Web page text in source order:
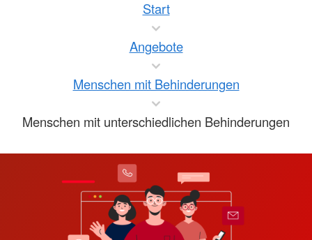
Start
Angebote
Menschen mit Behinderungen
Menschen mit unterschiedlichen Behinderungen